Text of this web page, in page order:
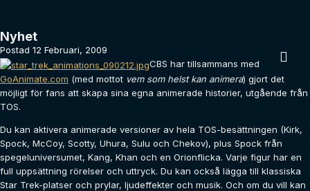
Nyhet
Postad 12 Februari, 2009
CBS har tillsammans med
GoAnimate.com (med mottot vem som helst kan animera) gjort det
möjligt för fans att skapa sina egna animerade historier, utgående från
TOS.
Du kan aktivera animerade versioner av hela TOS-besättningen (Kirk,
Spock, McCoy, Scotty, Uhura, Sulu och Chekov), plus Spock från
spegeluniversumet, Kang, Khan och en Orionflicka. Varje figur har en
full uppsättning rörelser och uttryck. Du kan också lägga till klassiska
Star Trek-platser och prylar, ljudeffekter och musik. Och om du vill kan